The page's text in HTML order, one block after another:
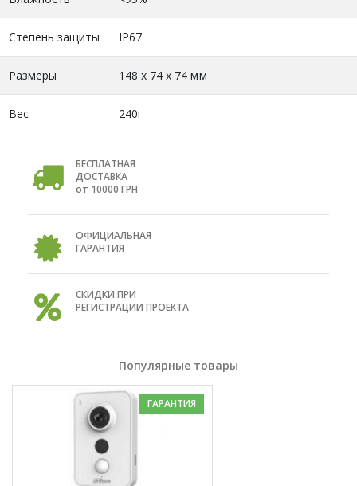
Степень защиты IP67
Размеры 148 х 74 х 74 мм
Вес 240г
БЕСПЛАТНАЯ
ДОСТАВКА
от 10000 ГРН
ОФИЦИАЛЬНАЯ
ГАРАНТИЯ
СКИДКИ ПРИ
РЕГИСТРАЦИИ ПРОЕКТА
Популярные товары
ГАРАНТИЯ